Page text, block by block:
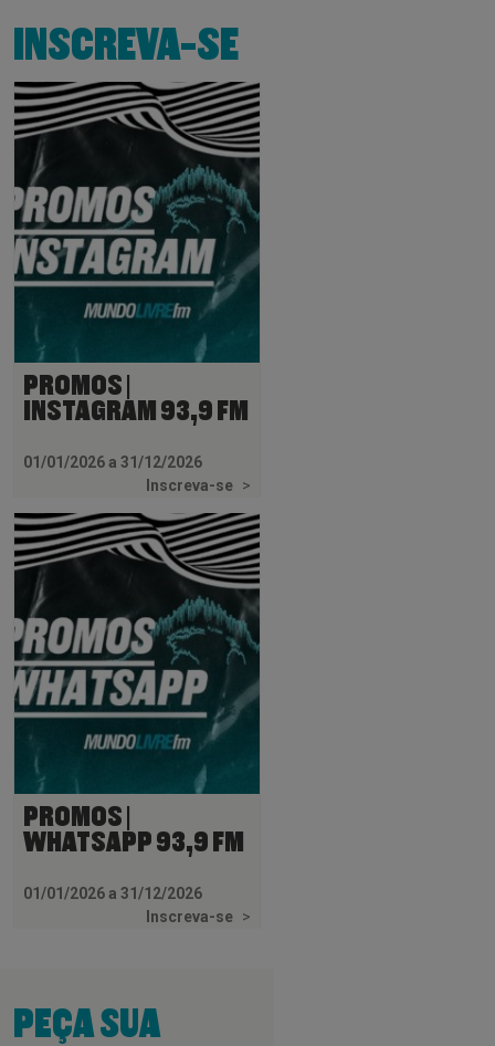
INSCREVA-SE
PROMOS |
INSTAGRAM 93,9 FM
01/01/2026 a 31/12/2026
Inscreva-se >
PROMOS |
WHATSAPP 93,9 FM
01/01/2026 a 31/12/2026
Inscreva-se >
PEÇA SUA